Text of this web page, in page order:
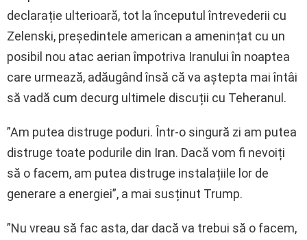
declarație ulterioară, tot la începutul întrevederii cu
Zelenski, președintele american a amenințat cu un
posibil nou atac aerian împotriva Iranului în noaptea
care urmează, adăugând însă că va aștepta mai întâi
să vadă cum decurg ultimele discuții cu Teheranul.
”Am putea distruge poduri. Într-o singură zi am putea
distruge toate podurile din Iran. Dacă vom fi nevoiți
să o facem, am putea distruge instalațiile lor de
generare a energiei”, a mai susținut Trump.
”Nu vreau să fac asta, dar dacă va trebui să o facem,